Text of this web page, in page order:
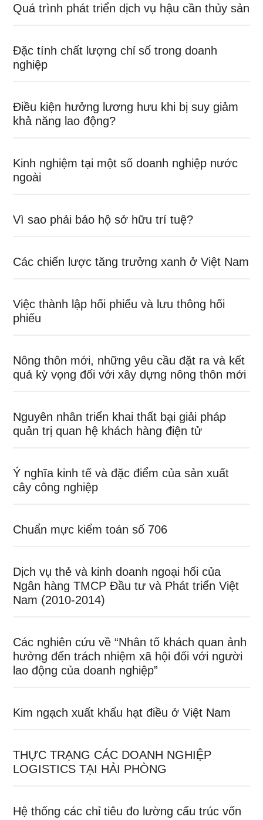
Quá trình phát triển dịch vụ hậu cần thủy sản
Đặc tính chất lượng chỉ số trong doanh
nghiệp
Điều kiện hưởng lương hưu khi bị suy giảm
khả năng lao động?
Kinh nghiệm tại một số doanh nghiệp nước
ngoài
Vì sao phải bảo hộ sở hữu trí tuệ?
Các chiến lược tăng trưởng xanh ở Việt Nam
Việc thành lập hối phiếu và lưu thông hối
phiếu
Nông thôn mới, những yêu cầu đặt ra và kết
quả kỳ vọng đối với xây dựng nông thôn mới
Nguyên nhân triển khai thất bại giải pháp
quản trị quan hệ khách hàng điện tử
Ý nghĩa kinh tế và đặc điểm của sản xuất
cây công nghiệp
Chuẩn mực kiểm toán số 706
Dịch vụ thẻ và kinh doanh ngoại hối của
Ngân hàng TMCP Đầu tư và Phát triển Việt
Nam (2010-2014)
Các nghiên cứu về “Nhân tố khách quan ảnh
hưởng đến trách nhiệm xã hội đối với người
lao động của doanh nghiệp”
Kim ngạch xuất khẩu hạt điều ở Việt Nam
THỰC TRẠNG CÁC DOANH NGHIỆP
LOGISTICS TẠI HẢI PHÒNG
Hệ thống các chỉ tiêu đo lường cấu trúc vốn